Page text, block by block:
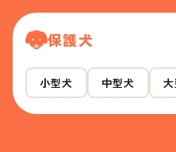
保護犬
小型犬 中型犬